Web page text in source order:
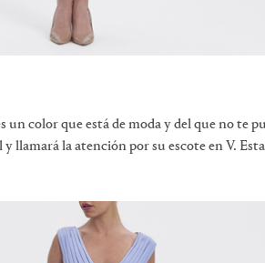
un color que está de moda y del que no te
llamará la atención por su escote en V.